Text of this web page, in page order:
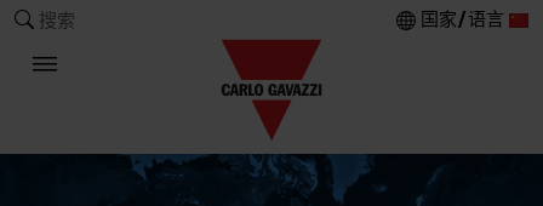
搜索 国家/语言